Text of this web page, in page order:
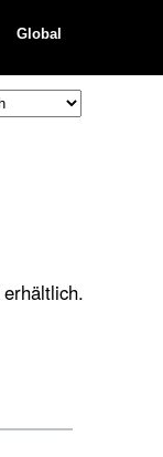
Global